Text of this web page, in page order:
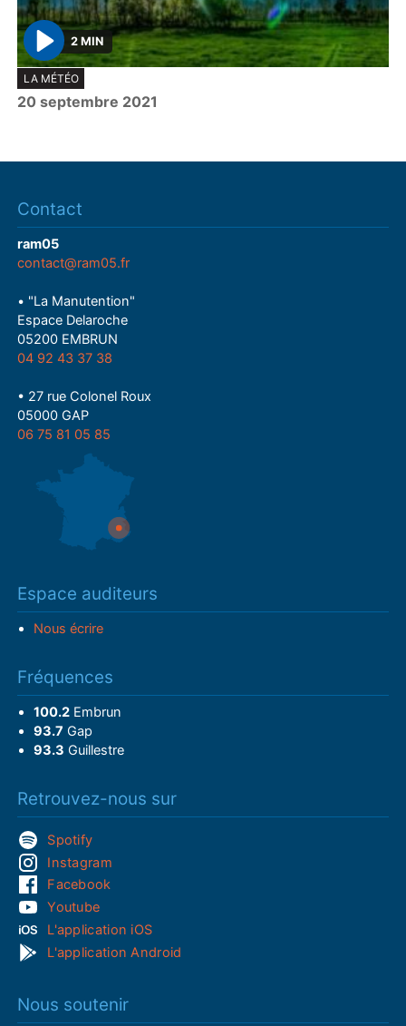
P
l
a
2 MIN
LA MÉTÉO
20 septembre 2021
Contact
ram05
contact@ram05.fr
• "La Manutention"
Espace Delaroche
05200 EMBRUN
04 92 43 37 38
• 27 rue Colonel Roux
05000 GAP
06 75 81 05 85
Espace auditeurs
Nous écrire
Fréquences
100.2Embrun
93.7 Gap
93.3 Guillestre
Retrouvez-nous sur
Spotify
Instagram
Facebook
Youtube
L'application iOS
L'application Android
Nous soutenir